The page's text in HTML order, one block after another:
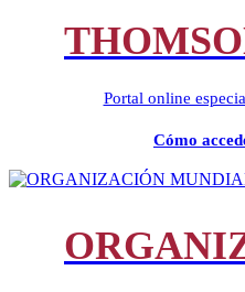
Portal online
Cómo